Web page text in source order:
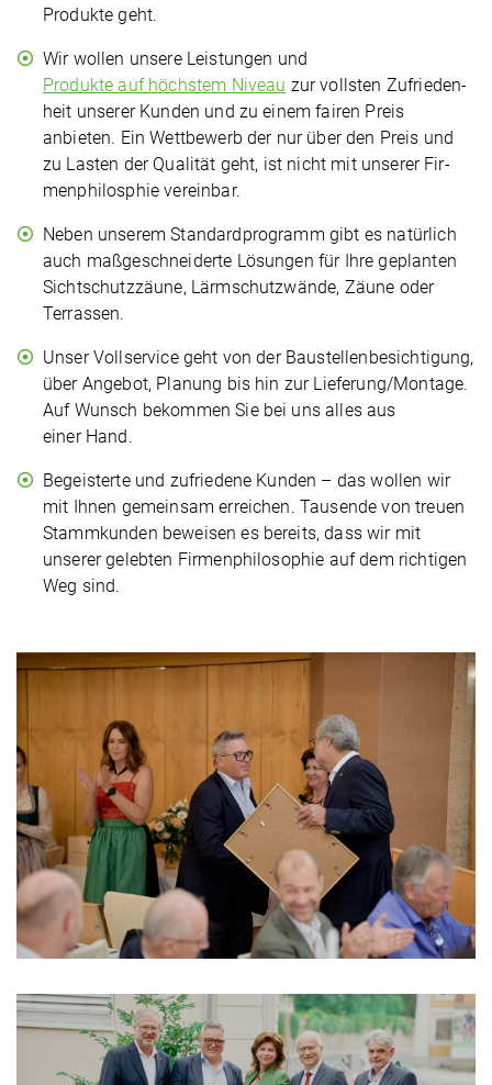
Produkte geht.
Wir wollen unsere Leis­tun­gen und
Produkte auf höchstem Niveau zur vollsten Zufrie­den­
heit unserer Kunden und zu einem fairen Preis
anbieten. Ein Wett­be­werb der nur über den Preis und
zu Lasten der Qualität geht, ist nicht mit unserer Fir­
men­phi­los­phie vereinbar.
Neben unserem Stan­dard­pro­gramm gibt es natürlich
auch maß­ge­schnei­der­te Lösungen für Ihre geplanten
Sicht­schutz­zäu­ne, Lärm­schutz­wän­de, Zäune oder
Terrassen.
Unser Voll­ser­vice geht von der Bau­stel­len­be­sich­ti­gung,
über Angebot, Planung bis hin zur Lieferung/Montage.
Auf Wunsch bekommen Sie bei uns alles aus
einer Hand.
Begeis­ter­te und zufrie­de­ne Kunden – das wollen wir
mit Ihnen gemeinsam erreichen. Tausende von treuen
Stamm­kun­den beweisen es bereits, dass wir mit
unserer gelebten Fir­men­phi­lo­so­phie auf dem richtigen
Weg sind.